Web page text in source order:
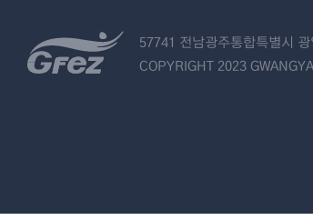
57741 전남광주통합특별시
COPYRIGHT 2023